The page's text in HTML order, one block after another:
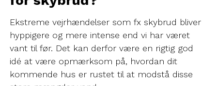
Ekstreme vejrhændelser som fx skybrud bliver
hyppigere og mere intense end vi har været
vant til før. Det kan derfor være en rigtig god
idé at være opmærksom på, hvordan dit
kommende hus er rustet til at modstå disse